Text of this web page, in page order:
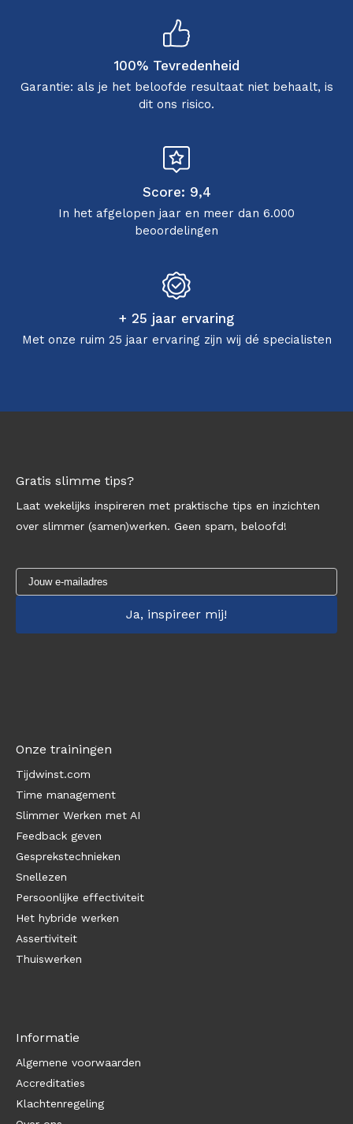
100% Tevredenheid
Garantie: als je het beloofde resultaat niet behaalt, is
dit ons risico.
Score: 9,4
In het afgelopen jaar en meer dan 6.000
beoordelingen
+ 25 jaar ervaring
Met onze ruim 25 jaar ervaring zijn wij dé specialisten
Gratis slimme tips?
Laat wekelijks inspireren met praktische tips en inzichten
over slimmer (samen)werken. Geen spam, beloofd!
Onze trainingen
Tijdwinst.com
Time management
Slimmer Werken met AI
Feedback geven
Gesprekstechnieken
Snellezen
Persoonlijke effectiviteit
Het hybride werken
Assertiviteit
Thuiswerken
Informatie
Algemene voorwaarden
Accreditaties
Klachtenregeling